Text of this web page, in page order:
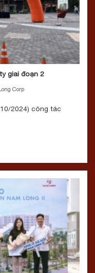
giai đoạn 2
Corp
2024) công tác